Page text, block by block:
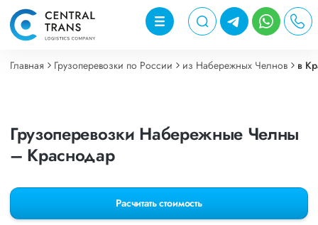
Главная Грузоперевозки по России из Набережных Челнов в
Грузоперевозки Набережные Челны
– Краснодар
Расчитать стоимость